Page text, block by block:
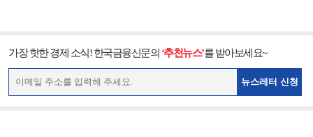
가장 핫한 경제 소식! 한국금융신문의 ‘추천뉴스’를 받아보세요~
뉴스레터 신청